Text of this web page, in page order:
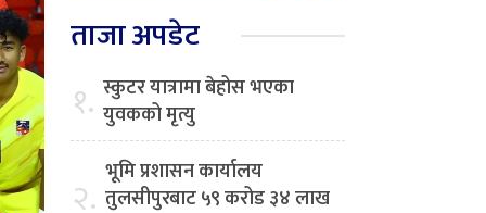
ताजा अपडेट
१. स्कुटर यात्रामा बेहोस भएका
युवकको मृत्यु
२. भूमि प्रशासन कार्यालय
तुलसीपुरबाट ५९ करोड ३४ लाख